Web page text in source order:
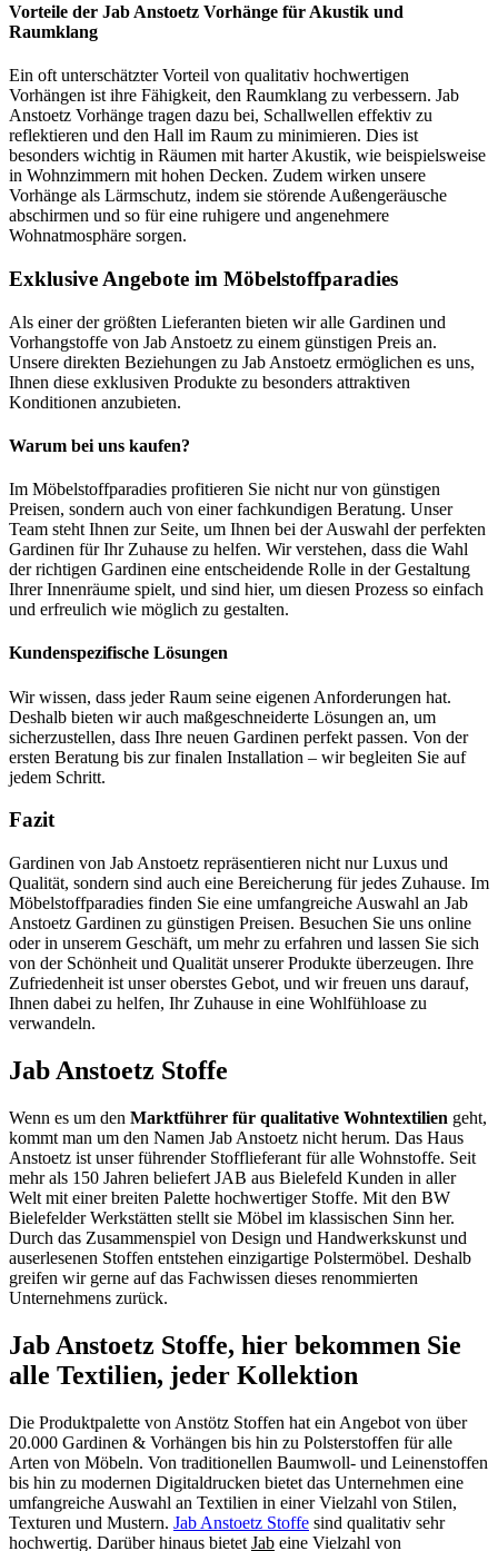
Vorteile der Jab Anstoetz Vorhänge für Akustik und
Raumklang
Ein oft unterschätzter Vorteil von qualitativ hochwertigen
Vorhängen ist ihre Fähigkeit, den Raumklang zu verbessern. Jab
Anstoetz Vorhänge tragen dazu bei, Schallwellen effektiv zu
reflektieren und den Hall im Raum zu minimieren. Dies ist
besonders wichtig in Räumen mit harter Akustik, wie beispielsweise
in Wohnzimmern mit hohen Decken. Zudem wirken unsere
Vorhänge als Lärmschutz, indem sie störende Außengeräusche
abschirmen und so für eine ruhigere und angenehmere
Wohnatmosphäre sorgen.
Exklusive Angebote im Möbelstoffparadies
Als einer der größten Lieferanten bieten wir alle Gardinen und
Vorhangstoffe von Jab Anstoetz zu einem günstigen Preis an.
Unsere direkten Beziehungen zu Jab Anstoetz ermöglichen es uns,
Ihnen diese exklusiven Produkte zu besonders attraktiven
Konditionen anzubieten.
Warum bei uns kaufen?
Im Möbelstoffparadies profitieren Sie nicht nur von günstigen
Preisen, sondern auch von einer fachkundigen Beratung. Unser
Team steht Ihnen zur Seite, um Ihnen bei der Auswahl der perfekten
Gardinen für Ihr Zuhause zu helfen. Wir verstehen, dass die Wahl
der richtigen Gardinen eine entscheidende Rolle in der Gestaltung
Ihrer Innenräume spielt, und sind hier, um diesen Prozess so einfach
und erfreulich wie möglich zu gestalten.
Kundenspezifische Lösungen
Wir wissen, dass jeder Raum seine eigenen Anforderungen hat.
Deshalb bieten wir auch maßgeschneiderte Lösungen an, um
sicherzustellen, dass Ihre neuen Gardinen perfekt passen. Von der
ersten Beratung bis zur finalen Installation – wir begleiten Sie auf
jedem Schritt.
Fazit
Gardinen von Jab Anstoetz repräsentieren nicht nur Luxus und
Qualität, sondern sind auch eine Bereicherung für jedes Zuhause. Im
Möbelstoffparadies finden Sie eine umfangreiche Auswahl an Jab
Anstoetz Gardinen zu günstigen Preisen. Besuchen Sie uns online
oder in unserem Geschäft, um mehr zu erfahren und lassen Sie sich
von der Schönheit und Qualität unserer Produkte überzeugen. Ihre
Zufriedenheit ist unser oberstes Gebot, und wir freuen uns darauf,
Ihnen dabei zu helfen, Ihr Zuhause in eine Wohlfühloase zu
verwandeln.
Jab Anstoetz Stoffe
Wenn es um den Marktführer für qualitative Wohntextilien geht,
kommt man um den Namen Jab Anstoetz nicht herum. Das Haus
Anstoetz ist unser führender Stofflieferant für alle Wohnstoffe. Seit
mehr als 150 Jahren beliefert JAB aus Bielefeld Kunden in aller
Welt mit einer breiten Palette hochwertiger Stoffe. Mit den BW
Bielefelder Werkstätten stellt sie Möbel im klassischen Sinn her.
Durch das Zusammenspiel von Design und Handwerkskunst und
auserlesenen Stoffen entstehen einzigartige Polstermöbel. Deshalb
greifen wir gerne auf das Fachwissen dieses renommierten
Unternehmens zurück.
Jab Anstoetz Stoffe, hier bekommen Sie
alle Textilien, jeder Kollektion
Die Produktpalette von Anstötz Stoffen hat ein Angebot von über
20.000 Gardinen & Vorhängen bis hin zu Polsterstoffen für alle
Arten von Möbeln. Von traditionellen Baumwoll- und Leinenstoffen
bis hin zu modernen Digitaldrucken bietet das Unternehmen eine
umfangreiche Auswahl an Textilien in einer Vielzahl von Stilen,
Texturen und Mustern. Jab Anstoetz Stoffe sind qualitativ sehr
hochwertig. Darüber hinaus bietet Jab eine Vielzahl von